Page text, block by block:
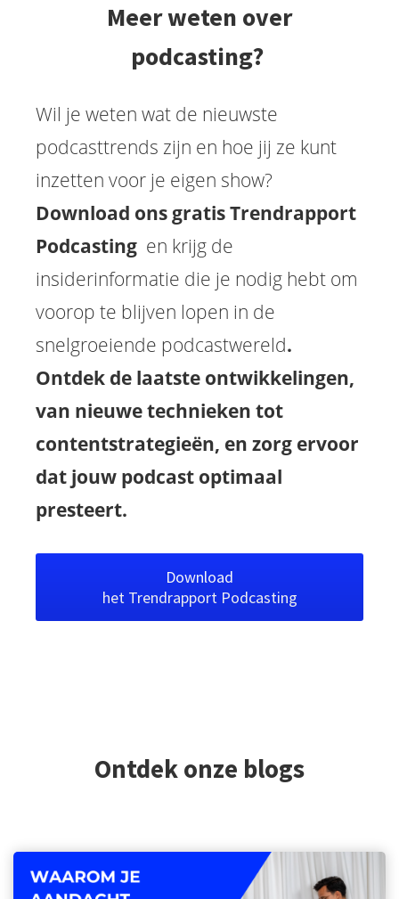
Meer weten over
podcasting?
Wil je weten wat de nieuwste
podcasttrends zijn en hoe jij ze kunt
inzetten voor je eigen show?
Download ons gratis Trendrapport
Podcasting en krijg de
insiderinformatie die je nodig hebt om
voorop te blijven lopen in de
snelgroeiende podcastwereld.
Ontdek de laatste ontwikkelingen,
van nieuwe technieken tot
contentstrategieën, en zorg ervoor
dat jouw podcast optimaal
presteert.
Download
het Trendrapport Podcasting
Ontdek onze blogs